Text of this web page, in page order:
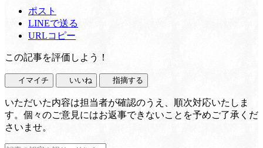
ポスト
LINEで送る
URLコピー
この記事を評価しよう！
イマイチ いいね 指摘する
いただいた内容は担当者が確認のうえ、順次対応いたしま
す。個々のご意見にはお返事できないことを予めご了承くだ
さいませ。